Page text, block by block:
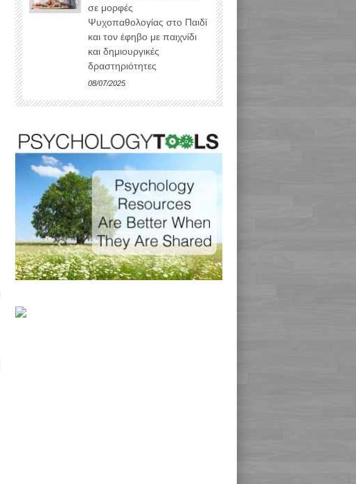
σε μορφές
Ψυχοπαθολογίας στο Παιδί
και τον έφηβο με παιχνίδι
και δημιουργικές
δραστηριότητες
08/07/2025